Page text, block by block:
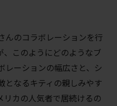
んのコラボレーションを行
、このようにどのようなブ
レーションの幅広さと、シ
となるキティの親しみやす
リカの人気者で居続けるの